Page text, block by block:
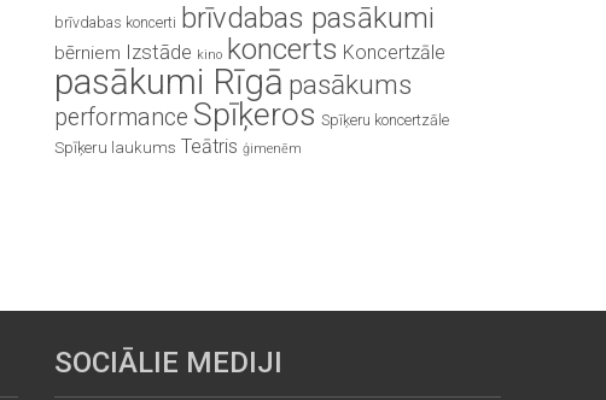
brīvdabas koncerti brīvdabas pasākumi
bērniem Izstāde kino koncerts Koncertzāle
pasākumi Rīgā pasākums
performance Spīķeros Spīķeru koncertzāle
Spīķeru laukums Teātris ģimenēm
SOCIĀLIE MEDIJI